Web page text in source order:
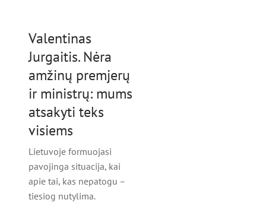
Valentinas
Jurgaitis. Nėra
amžinų premjerų
ir ministrų: mums
atsakyti teks
visiems
Lietuvoje formuojasi
pavojinga situacija, kai
apie tai, kas nepatogu –
tiesiog nutylima.